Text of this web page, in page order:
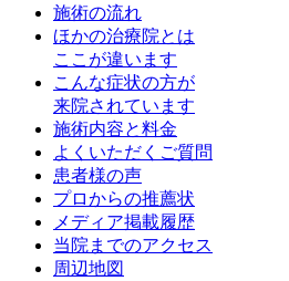
施術の流れ
ほかの治療院とは
ここが違います
こんな症状の方が
来院されています
施術内容と料金
よくいただくご質問
患者様の声
プロからの推薦状
メディア掲載履歴
当院までのアクセス
周辺地図